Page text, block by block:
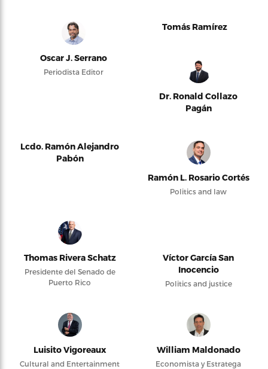
Oscar J. Serrano
Periodista Editor
Tomás Ramírez
Dr. Ronald Collazo
Pagán
Lcdo. Ramón Alejandro
Pabón
Ramón L. Rosario Cortés
Politics and law
Thomas Rivera Schatz
Presidente del Senado de
Puerto Rico
Víctor García San
Inocencio
Politics and justice
Luisito Vigoreaux
Cultural and Entertainment
William Maldonado
Economista y Estratega